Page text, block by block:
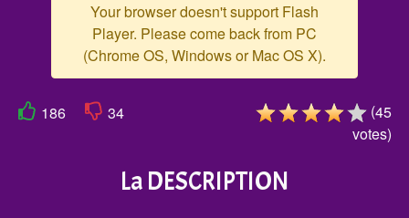
Your browser doesn't support Flash
Player. Please come back from PC
(Chrome OS, Windows or Mac OS X).
186 34 (45
votes)
La DESCRIPTION